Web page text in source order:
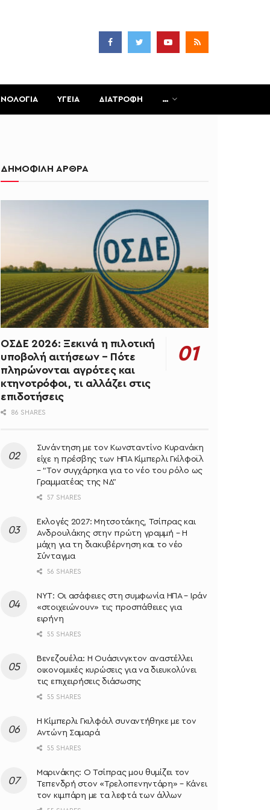
ΥΓΕΙΑ ΔΙΑΤΡΟΦΗ …
ΔΗΜΟΦΙΛΗ ΑΡΘΡΑ
ΟΣΔΕ 2026: Ξεκινά η πιλοτική
υποβολή αιτήσεων – Πότε
πληρώνονται αγρότες και
κτηνοτρόφοι, τι αλλάζει στις
επιδοτήσεις
86 SHARES
Συνάντηση με τον Κωνσταντίνο Κυρανάκη
είχε η πρέσβης των ΗΠΑ Κίμπερλι Γκίλφοϊλ
– “Τον συγχάρηκα για το νέο του ρόλο ως
Γραμματέας της ΝΔ”
57 SHARES
Εκλογές 2027: Μητσοτάκης, Τσίπρας και
Ανδρουλάκης στην πρώτη γραμμή – Η
μάχη για τη διακυβέρνηση και το νέο
Σύνταγμα
56 SHARES
NYT: Οι ασάφειες στη συμφωνία ΗΠΑ – Ιράν
«στοιχειώνουν» τις προσπάθειες για
ειρήνη
55 SHARES
Βενεζουέλα: Η Ουάσινγκτον αναστέλλει
οικονομικές κυρώσεις για να διευκολύνει
τις επιχειρήσεις διάσωσης
55 SHARES
Η Κίμπερλι Γκιλφόιλ συναντήθηκε με τον
Αντώνη Σαμαρά
55 SHARES
Μαρινάκης: Ο Τσίπρας μου θυμίζει τον
Τεπενδρή στον «Τρελοπενηντάρη» – Κάνει
τον κιμπάρη με τα λεφτά των άλλων